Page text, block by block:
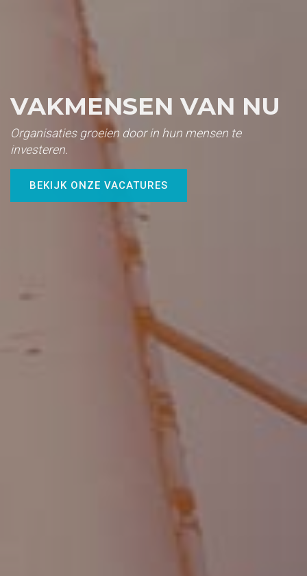
VAKMENSEN VAN NU
Organisaties groeien door in hun mensen te
investeren.
BEKIJK ONZE VACATURES